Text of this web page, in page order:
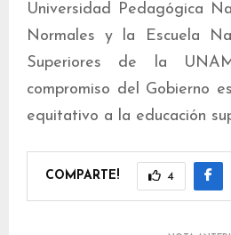
Universidad Pedagógica
Normales y la Escuela
Superiores de la
compromiso del Gobierno
equitativo a la educación
COMPARTE! 4